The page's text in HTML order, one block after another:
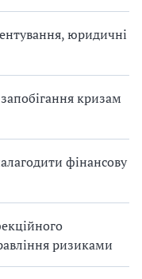
юридичні
кризам
фінансову
ризиками